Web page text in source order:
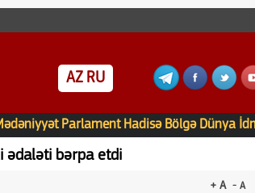
AZ RU
Parlament Hadisə Bölgə Dünya
ədaləti bərpa etdi
+ A - A